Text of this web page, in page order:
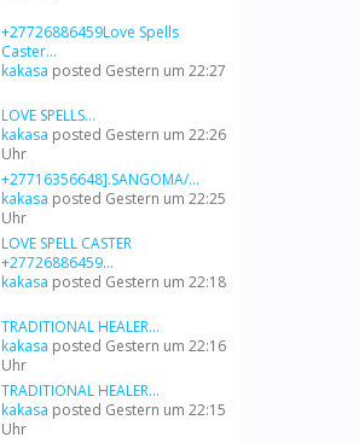
+27726886459Love Spells
Caster...
kakasa posted Gestern um 22:27
LOVE SPELLS...
kakasa posted Gestern um 22:26
Uhr
+27716356648].SANGOMA/...
kakasa posted Gestern um 22:25
Uhr
LOVE SPELL CASTER
+27726886459...
kakasa posted Gestern um 22:18
TRADITIONAL HEALER...
kakasa posted Gestern um 22:16
Uhr
TRADITIONAL HEALER...
kakasa posted Gestern um 22:15
Uhr